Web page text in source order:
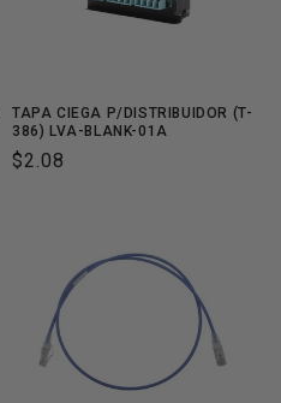
TAPA CIEGA P/DISTRIBUIDOR (T-
386) LVA-BLANK-01A
Precio
$2.08